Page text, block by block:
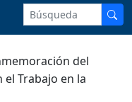
del
el Trabajo en la